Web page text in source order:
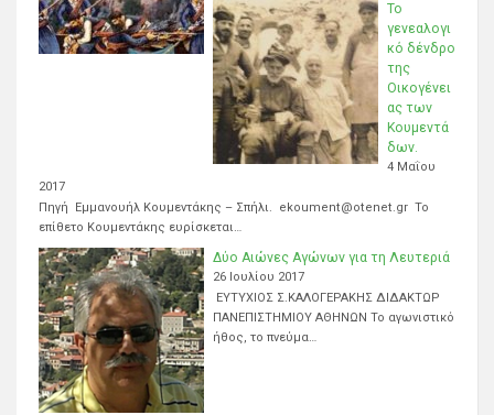
Το
γενεαλογι
κό δένδρο
της
Οικογένει
ας των
Κουμεντά
δων.
4 Μαΐου
2017
Πηγή Εμμανουήλ Κουμεντάκης – Σπήλι. ekoument@otenet.gr Το
επίθετο Κουμεντάκης ευρίσκεται…
Δύο Αιώνες Αγώνων για τη Λευτεριά
26 Ιουλίου 2017
ΕΥΤΥΧΙΟΣ Σ.ΚΑΛΟΓΕΡΑΚΗΣ ΔΙΔΑΚΤΩΡ
ΠΑΝΕΠΙΣΤΗΜΙΟΥ ΑΘΗΝΩΝ Το αγωνιστικό
ήθος, το πνεύμα…